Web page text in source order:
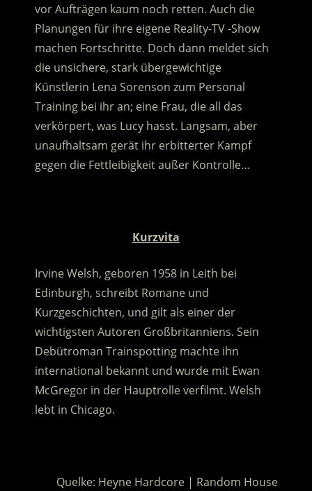
vor Aufträgen kaum noch retten. Auch die
Planungen für ihre eigene Reality-TV -Show
machen Fortschritte. Doch dann meldet sich
die unsichere, stark übergewichtige
Künstlerin Lena Sorenson zum Personal
Training bei ihr an; eine Frau, die all das
verkörpert, was Lucy hasst. Langsam, aber
unaufhaltsam gerät ihr erbitterter Kampf
gegen die Fettleibigkeit außer Kontrolle…
Kurzvita
Irvine Welsh, geboren 1958 in Leith bei
Edinburgh, schreibt Romane und
Kurzgeschichten, und gilt als einer der
wichtigsten Autoren Großbritanniens. Sein
Debütroman Trainspotting machte ihn
international bekannt und wurde mit Ewan
McGregor in der Hauptrolle verfilmt. Welsh
lebt in Chicago.
Quelke: Heyne Hardcore | Random House